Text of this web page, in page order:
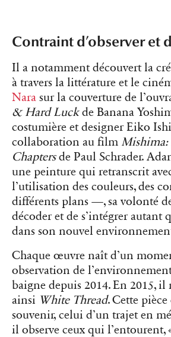
Contraint d’observer et
Il a notamment découvert la
à travers la littérature et le
Nara sur la couverture de
& Hard Luckde Banana
costumière et designer Eiko
collaboration au film
Chaptersde Paul Schrader.
une peinture qui retranscrit
l’utilisation des couleurs, des
différents plans —, sa volonté
décoder et de s’intégrer autant
dans son nouvel
Chaque œuvre naît d’un
observation de
baigne depuis 2014. En 2015, il
ainsi White Thread. Cette pièce
souvenir, celui d’un trajet en
il observe ceux qui l’entourent,